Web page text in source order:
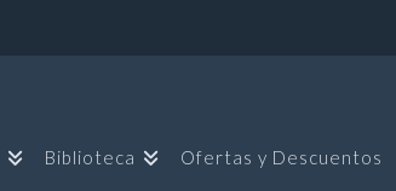
Biblioteca Ofertas y Descuentos